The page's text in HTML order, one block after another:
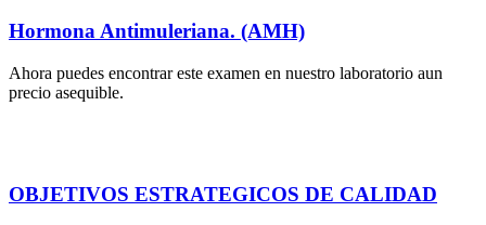
Hormona Antimuleriana. (AMH)
Ahora puedes encontrar este examen en nuestro laboratorio aun
precio asequible.
OBJETIVOS ESTRATEGICOS DE CALIDAD